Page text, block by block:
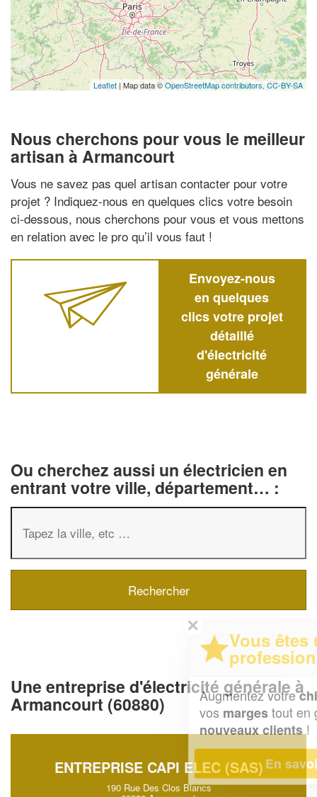
Leaflet| Map data ©OpenStreetMap contributors, CC-BY-SA
Nous cherchons pour vous le meilleur
artisan à Armancourt
Vous ne savez pas quel artisan contacter pour votre
projet ? Indiquez-nous en quelques clics votre besoin
ci-dessous, nous cherchons pour vous et vous mettons
en relation avec le pro qu’il vous faut !
Envoyez-nous
en quelques
clics votre projet
détaillé
d'électricité
générale
Ou cherchez aussi un électricien en
entrant votre ville, département… :
Une entreprise d'électricité générale à
Armancourt (60880)
ENTREPRISE CAPI ELEC (SAS)
190 Rue Des Clos Blancs
Vous êtes un
professionnel ?
Augmentez votrechiffre d'affaireset
vosmargestout en gagnant de
nouveaux clients
En savoir plus